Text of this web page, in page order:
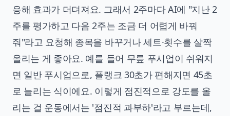
응해 효과가 더뎌져요. 그래서 2주마다 AI에 "지난 2
주를 평가하고 다음 2주는 조금 더 어렵게 바꿔
줘"라고 요청해 종목을 바꾸거나 세트·횟수를 살짝
올리는 게 좋아요. 예를 들어 무릎 푸시업이 쉬워지
면 일반 푸시업으로, 플랭크 30초가 편해지면 45초
로 늘리는 식이에요. 이렇게 점진적으로 강도를 올
리는 걸 운동에서는 '점진적 과부하'라고 부르는데,